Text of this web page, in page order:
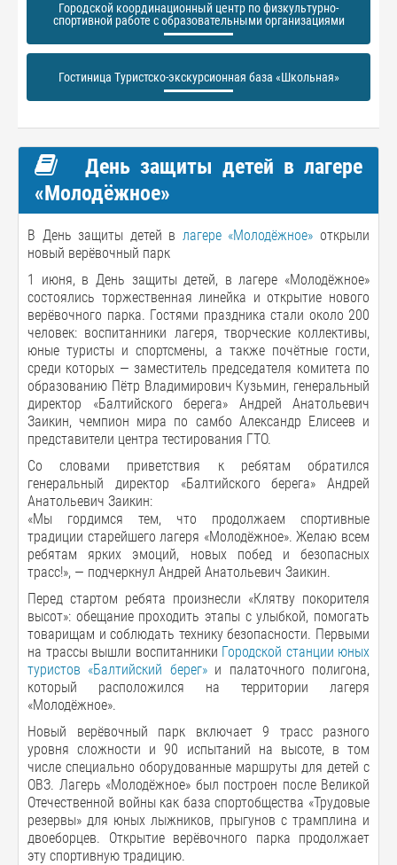
Городской координационный центр по физкультурно-
спортивной работе с образовательными организациями
Гостиница Туристско-экскурсионная база «Школьная»
День защиты детей в лагере
«Молодёжное»
В День защиты детей в лагере «Молодёжное» открыли
новый верёвочный парк
1 июня, в День защиты детей, в лагере «Молодёжное»
состоялись торжественная линейка и открытие нового
верёвочного парка. Гостями праздника стали около 200
человек: воспитанники лагеря, творческие коллективы,
юные туристы и спортсмены, а также почётные гости,
среди которых — заместитель председателя комитета по
образованию Пётр Владимирович Кузьмин, генеральный
директор «Балтийского берега» Андрей Анатольевич
Заикин, чемпион мира по самбо Александр Елисеев и
представители центра тестирования ГТО.
Со словами приветствия к ребятам обратился
генеральный директор «Балтийского берега» Андрей
Анатольевич Заикин:
«Мы гордимся тем, что продолжаем спортивные
традиции старейшего лагеря «Молодёжное». Желаю всем
ребятам ярких эмоций, новых побед и безопасных
трасс!», — подчеркнул Андрей Анатольевич Заикин.
Перед стартом ребята произнесли «Клятву покорителя
высот»: обещание проходить этапы с улыбкой, помогать
товарищам и соблюдать технику безопасности. Первыми
на трассы вышли воспитанники Городской станции юных
туристов «Балтийский берег»и палаточного полигона,
который расположился на территории лагеря
«Молодёжное».
Новый верёвочный парк включает 9 трасс разного
уровня сложности и 90 испытаний на высоте, в том
числе специально оборудованные маршруты для детей с
ОВЗ. Лагерь «Молодёжное» был построен после Великой
Отечественной войны как база спортобщества «Трудовые
резервы» для юных лыжников, прыгунов с трамплина и
двоеборцев. Открытие верёвочного парка продолжает
эту спортивную традицию.